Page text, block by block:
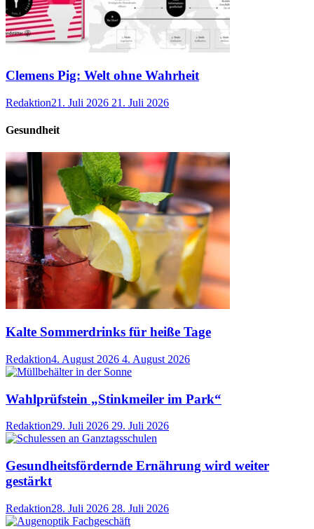
Clemens Pig: Welt ohne Wahrheit
Redaktion21. Juli 2026 21. Juli 2026
Gesundheit
Kalte Sommerdrinks für heiße Tage
Redaktion4. August 2026 4. August 2026
Wahlprüfstein „Stinkmeiler im Park“
Redaktion29. Juli 2026 29. Juli 2026
Gesundheitsfördernde Ernährung wird weiter
gestärkt
Redaktion28. Juli 2026 28. Juli 2026